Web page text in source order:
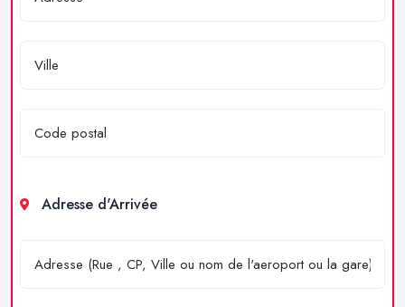
Adresse d'Arrivée